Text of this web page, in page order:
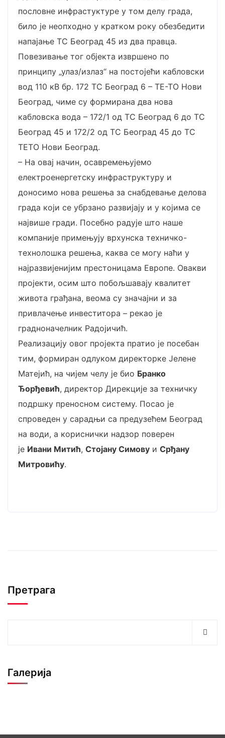
пословне инфрастуктуре у том делу града,
било је неопходно у кратком року обезбедити
напајање ТС Београд 45 из два правца.
Повезивање тог објекта извршено по
принципу „улаз/излаз“ на постојећи кабловски
вод 110 кВ бр. 172 ТС Београд 6 – ТЕ-ТО Нови
Београд, чиме су формирана два нова
кабловска вода – 172/1 од ТС Београд 6 до ТС
Београд 45 и 172/2 од ТС Београд 45 до ТС
ТЕТО Нови Београд.
– На овај начин, осавремењујемо
електроенергетску инфраструктуру и
доносимо нова решења за снабдевање делова
града који се убрзано развијају и у којима се
највише гради. Посебно радује што наше
компаније примењују врхунска техничко-
технолошка решења, каква се могу наћи у
најразвијенијим престоницама Европе. Овакви
пројекти, осим што побољшавају квалитет
живота грађана, веома су значајни и за
привлачење инвеститора – рекао је
градноначелник Радојичић.
Реализацију овог пројекта пратио је посебан
тим, формиран одлуком директорке Јелене
Матејић, на чијем челу је био Бранко
Ђорђевић, директор Дирекције за техничку
подршку преносном систему. Посао је
спроведен у сарадњи са предузећем Београд
на води, а кориснички надзор поверен
је Ивани Митић, Стојану Симову и Срђану
Митровићу.
Претрага
Галерија